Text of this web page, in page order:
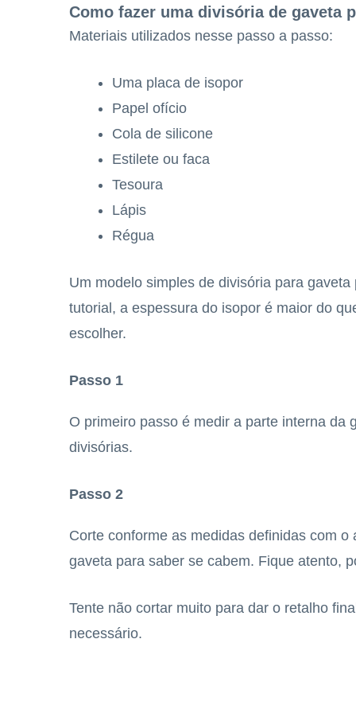
Como fazer uma divisória de gaveta
Materiais utilizados nesse passo a passo:
Uma placa de isopor
Papel ofício
Cola de silicone
Estilete ou faca
Tesoura
Lápis
Régua
Um modelo simples de divisória para
tutorial, a espessura do isopor é maior do
escolher.
Passo 1
O primeiro passo é medir a parte interna da
divisórias.
Passo 2
Corte conforme as medidas definidas com
gaveta para saber se cabem. Fique atento,
Tente não cortar muito para dar o retalho
necessário.